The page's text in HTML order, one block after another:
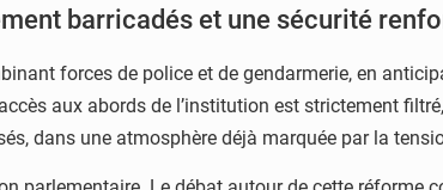
barricadés et une sécurité
forces de police et de gendarmerie, en
aux abords de l’institution est strictement
dans une atmosphère déjà marquée par la